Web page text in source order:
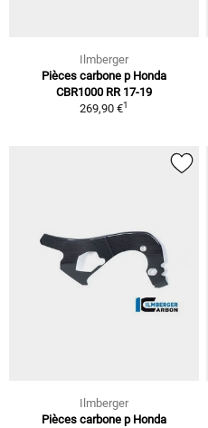
Ilmberger
Pièces carbone p Honda
CBR1000 RR 17-19
269,90 €1
Ilmberger
Pièces carbone p Honda